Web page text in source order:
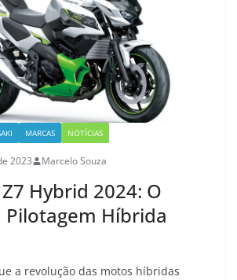
MARCAS NOTÍCIAS
2023 Marcelo Souza
Hybrid 2024: O
Pilotagem Híbrida
a revolução das motos híbridas